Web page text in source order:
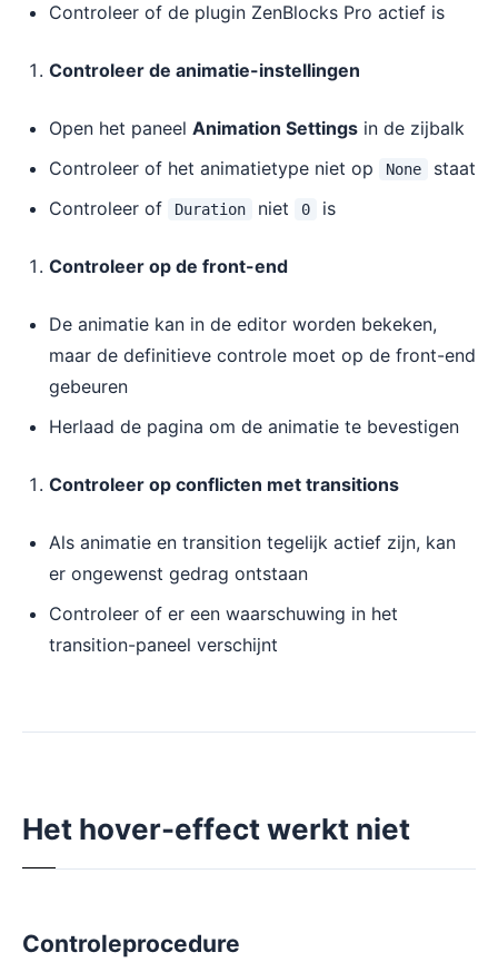
Controleer of de plugin ZenBlocks Pro actief is
Controleer de animatie-instellingen
Open het paneel Animation Settings in de zijbalk
Controleer of het animatietype niet op
None
staat
Controleer of
Duration niet 0 is
Controleer op de front-end
De animatie kan in de editor worden bekeken,
maar de definitieve controle moet op de front-end
gebeuren
Herlaad de pagina om de animatie te bevestigen
Controleer op conflicten met transitions
Als animatie en transition tegelijk actief zijn, kan
er ongewenst gedrag ontstaan
Controleer of er een waarschuwing in het
transition-paneel verschijnt
Het hover-effect werkt niet
Controleprocedure